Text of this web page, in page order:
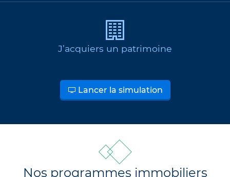
J’acquiers un patrimoine
Lancer la simulation
Nos programmes immobiliers